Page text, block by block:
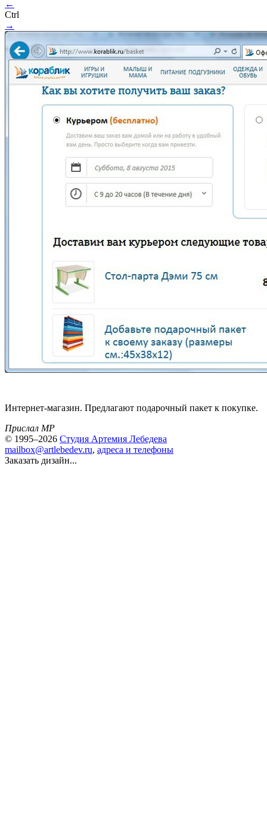
←
Ctrl
→
Интернет-магазин. Предлагают подарочный пакет к покупке.
Прислал MP
© 1995–2026 Студия Артемия Лебедева
mailbox@artlebedev.ru, адреса и телефоны
Заказать дизайн...